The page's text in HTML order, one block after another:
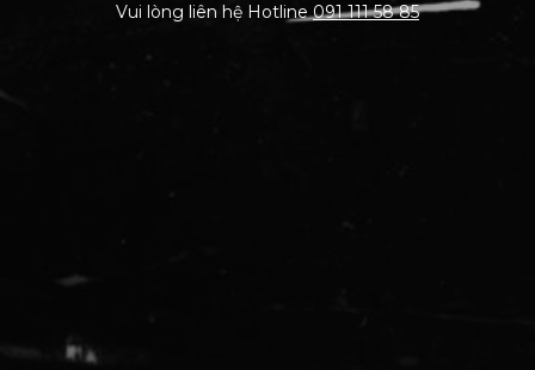
Vui lòng liên hệ Hotline091 111 58 85